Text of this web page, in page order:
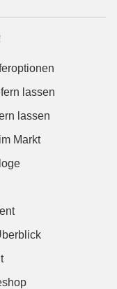
lassen
lassen
Markt